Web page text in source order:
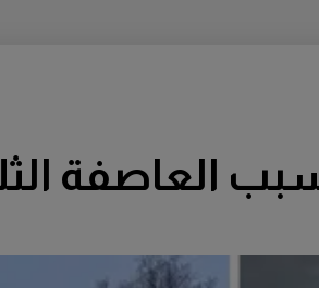
العاصفة